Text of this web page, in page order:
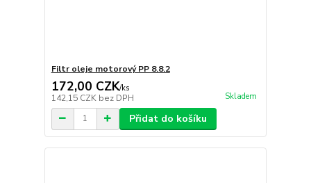
Filtr oleje motorový PP 8.8.2
172,00 CZK/ks
142,15 CZK bez DPH Skladem
Přidat do košíku